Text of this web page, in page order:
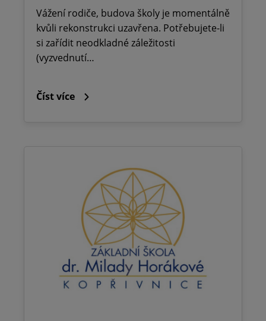
Vážení rodiče, budova školy je momentálně
kvůli rekonstrukci uzavřena. Potřebujete-li
si zařídit neodkladné záležitosti
(vyzvednutí…
Číst více